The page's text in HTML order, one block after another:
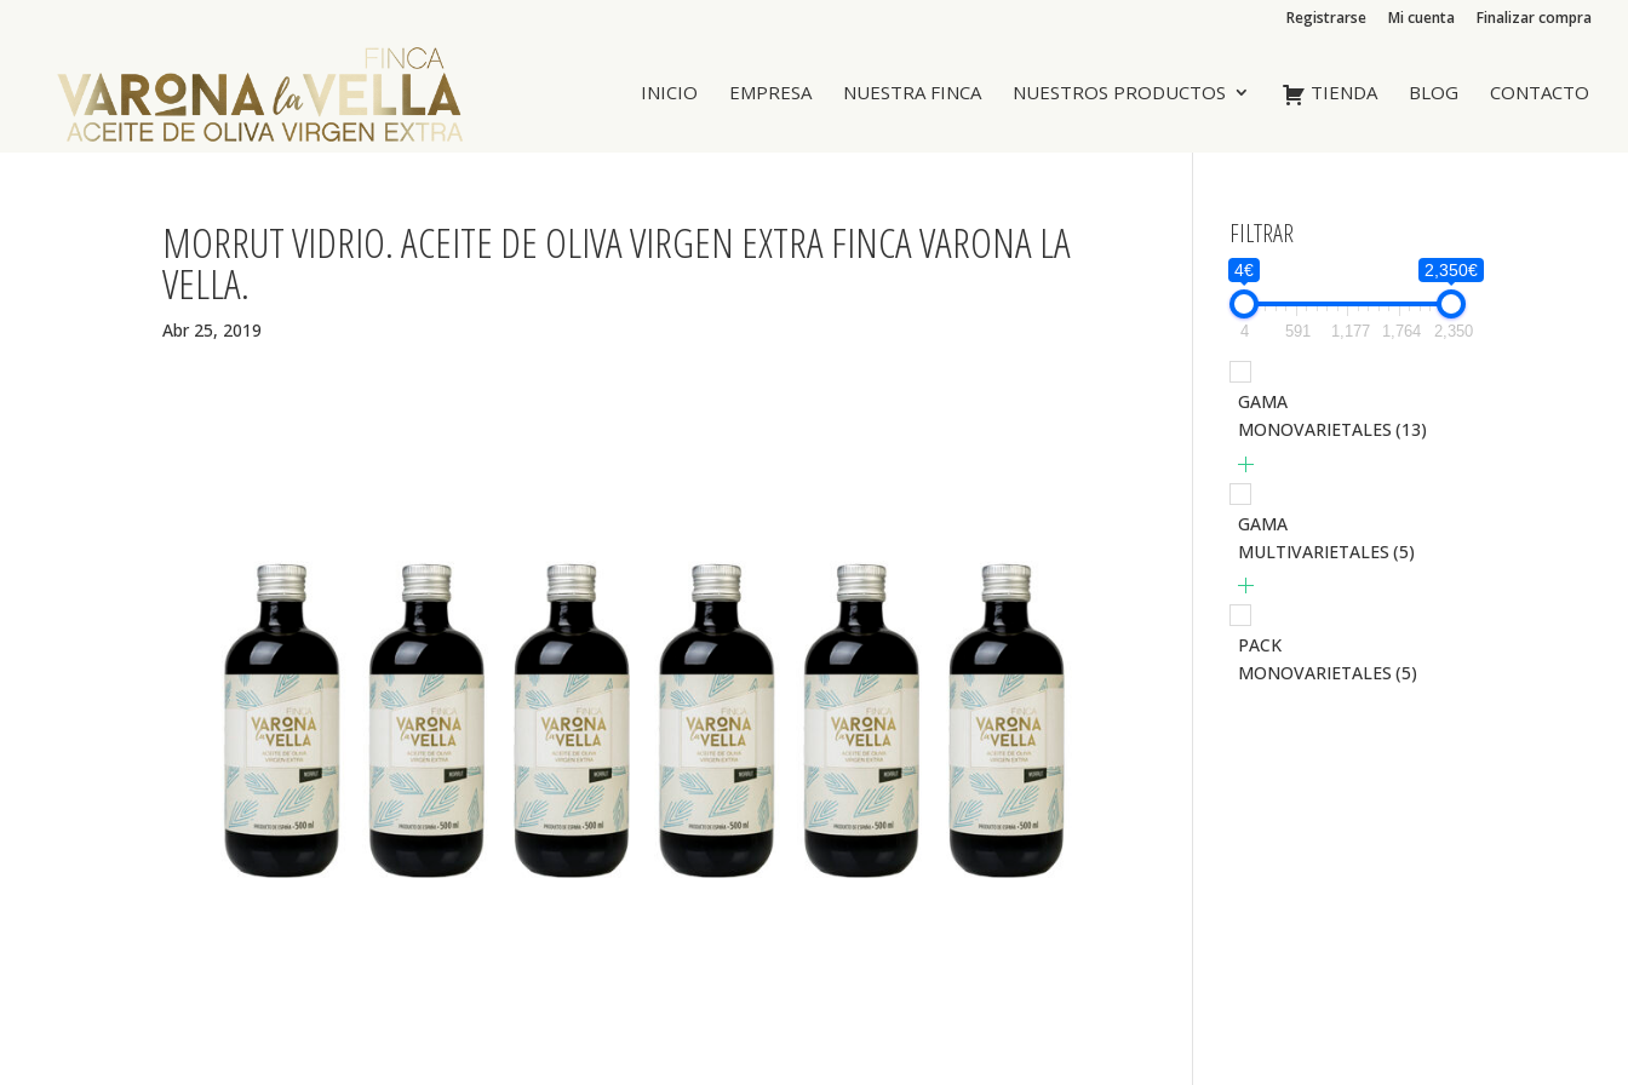
Registrarse Mi cuenta Finalizar compra
INICIO EMPRESA NUESTRA FINCA NUESTROS PRODUCTOS TIENDA BLOG CONTACTO
MORRUT VIDRIO. ACEITE DE OLIVA VIRGEN EXTRA FINCA VARONA LA
VELLA.
Abr 25, 2019
FILTRAR
4€ 2,350€
4 591 1,177 1,764 2,350
GAMA
MONOVARIETALES (13)
GAMA
MULTIVARIETALES (5)
PACK
MONOVARIETALES (5)